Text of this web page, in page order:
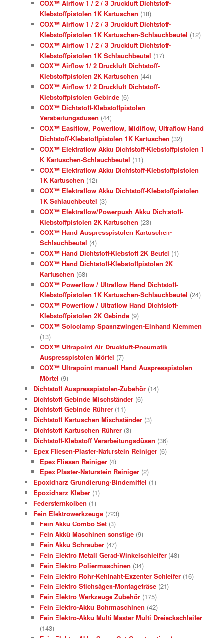
COX™ Airflow 1 / 2 / 3 Druckluft Dichtstoff-
Klebstoffpistolen 1K Kartuschen (18)
COX™ Airflow 1 / 2 / 3 Druckluft Dichtstoff-
Klebstoffpistolen 1K Kartuschen-Schlauchbeutel (12)
COX™ Airflow 1 / 2 / 3 Druckluft Dichtstoff-
Klebstoffpistolen 1K Schlauchbeutel (17)
COX™ Airflow 1/ 2 Druckluft Dichtstoff-
Klebstoffpistolen 2K Kartuschen (44)
COX™ Airflow 1/ 2 Druckluft Dichtstoff-
Klebstoffpistolen Gebinde (6)
COX™ Dichtstoff-Klebstoffpistolen
Verabeitungsdüsen (44)
COX™ Easiflow, Powerflow, Midiflow, Ultraflow Hand
Dichtstoff-Klebstoffpistolen 1K Kartuschen (32)
COX™ Elektraflow Akku Dichtstoff-Klebstoffpistolen 1
K Kartuschen-Schlauchbeutel (11)
COX™ Elektraflow Akku Dichtstoff-Klebstoffpistolen
1K Kartuschen (12)
COX™ Elektraflow Akku Dichtstoff-Klebstoffpistolen
1K Schlauchbeutel (3)
COX™ Elektraflow/Powerpush Akku Dichtstoff-
Klebstoffpistolen 2K Kartuschen (23)
COX™ Hand Auspresspistolen Kartuschen-
Schlauchbeutel (4)
COX™ Hand Dichtstoff-Klebstoff 2K Beutel (1)
COX™ Hand Dichtstoff-Klebstoffpistolen 2K
Kartuschen (68)
COX™ Powerflow / Ultraflow Hand Dichtstoff-
Klebstoffpistolen 1K Kartuschen-Schlauchbeutel (24)
COX™ Powerflow / Ultraflow Hand Dichtstoff-
Klebstoffpistolen 2K Gebinde (9)
COX™ Soloclamp Spannzwingen-Einhand Klemmen
(13)
COX™ Ultrapoint Air Druckluft-Pneumatik
Auspresspistolen Mörtel (7)
COX™ Ultrapoint manuell Hand Auspresspistolen
Mörtel (9)
Dichtstoff Auspresspistolen-Zubehör (14)
Dichtstoff Gebinde Mischständer (6)
Dichtstoff Gebinde Rührer (11)
Dichtstoff Kartuschen Mischständer (3)
Dichtstoff Kartuschen Rührer (3)
Dichtstoff-Klebstoff Verarbeitungsdüsen (36)
Epex Fliesen-Plaster-Naturstein Reiniger (6)
Epex Fliesen Reiniger (4)
Epex Plaster-Naturstein Reiniger (2)
Epoxidharz Grundierung-Bindemittel (1)
Epoxidharz Kleber (1)
Federsternkolben (1)
Fein Elektrowerkzeuge (723)
Fein Akku Combo Set (3)
Fein Akkü Maschinen sonstige (9)
Fein Akku Schrauber (47)
Fein Elektro Metall Gerad-Winkelschleifer (48)
Fein Elektro Poliermaschinen (34)
Fein Elektro Rohr-Kehlnaht-Exzenter Schleifer (16)
Fein Elektro Stichsägen-Montagefräse (21)
Fein Elektro Werkzeuge Zubehör (175)
Fein Elektro-Akku Bohrmaschinen (42)
Fein Elektro-Akku Multi Master Multi Dreieckschleifer
(143)